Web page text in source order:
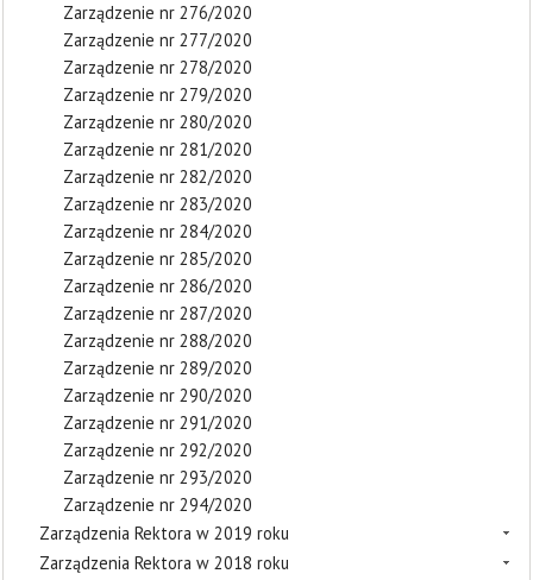
Zarządzenie nr 276/2020
Zarządzenie nr 277/2020
Zarządzenie nr 278/2020
Zarządzenie nr 279/2020
Zarządzenie nr 280/2020
Zarządzenie nr 281/2020
Zarządzenie nr 282/2020
Zarządzenie nr 283/2020
Zarządzenie nr 284/2020
Zarządzenie nr 285/2020
Zarządzenie nr 286/2020
Zarządzenie nr 287/2020
Zarządzenie nr 288/2020
Zarządzenie nr 289/2020
Zarządzenie nr 290/2020
Zarządzenie nr 291/2020
Zarządzenie nr 292/2020
Zarządzenie nr 293/2020
Zarządzenie nr 294/2020
Zarządzenia Rektora w 2019 roku
Zarządzenia Rektora w 2018 roku